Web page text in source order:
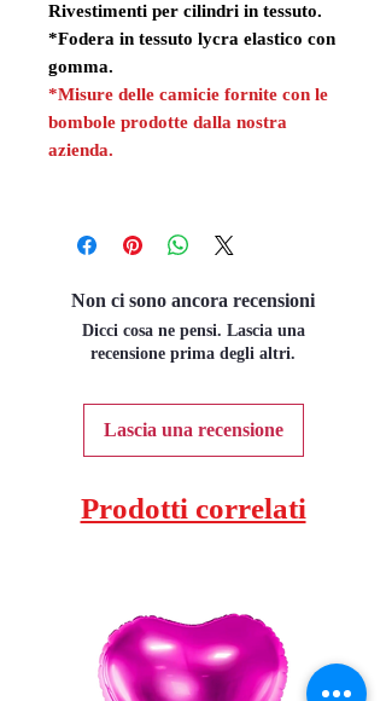
Rivestimenti per cilindri in tessuto.
*Fodera in tessuto lycra elastico con
gomma.
*Misure delle camicie fornite con le
bombole prodotte dalla nostra
azienda.
Non ci sono ancora recensioni
Dicci cosa ne pensi. Lascia una
recensione prima degli altri.
Lascia una recensione
Prodotti correlati